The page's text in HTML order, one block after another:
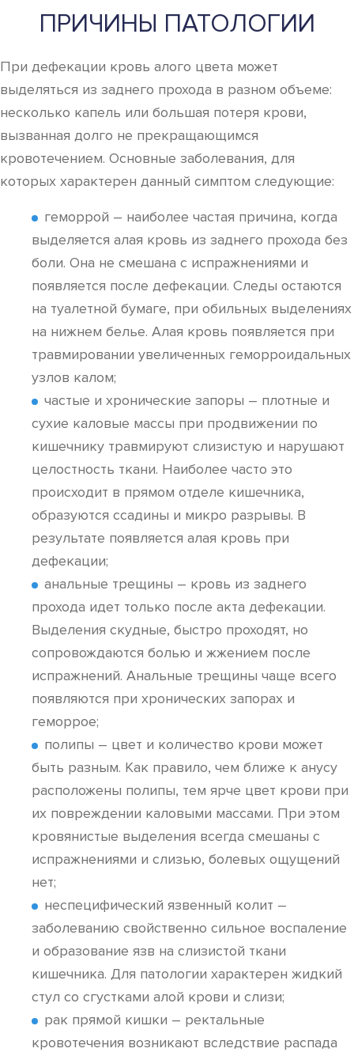
ПРИЧИНЫ ПАТОЛОГИИ
При дефекации кровь алого цвета может
выделяться из заднего прохода в разном объеме:
несколько капель или большая потеря крови,
вызванная долго не прекращающимся
кровотечением. Основные заболевания, для
которых характерен данный симптом следующие:
геморрой – наиболее частая причина, когда
выделяется алая кровь из заднего прохода без
боли. Она не смешана с испражнениями и
появляется после дефекации. Следы остаются
на туалетной бумаге, при обильных выделениях
на нижнем белье. Алая кровь появляется при
травмировании увеличенных геморроидальных
узлов калом;
частые и хронические запоры – плотные и
сухие каловые массы при продвижении по
кишечнику травмируют слизистую и нарушают
целостность ткани. Наиболее часто это
происходит в прямом отделе кишечника,
образуются ссадины и микро разрывы. В
результате появляется алая кровь при
дефекации;
анальные трещины – кровь из заднего
прохода идет только после акта дефекации.
Выделения скудные, быстро проходят, но
сопровождаются болью и жжением после
испражнений. Анальные трещины чаще всего
появляются при хронических запорах и
геморрое;
полипы – цвет и количество крови может
быть разным. Как правило, чем ближе к анусу
расположены полипы, тем ярче цвет крови при
их повреждении каловыми массами. При этом
кровянистые выделения всегда смешаны с
испражнениями и слизью, болевых ощущений
нет;
неспецифический язвенный колит –
заболеванию свойственно сильное воспаление
и образование язв на слизистой ткани
кишечника. Для патологии характерен жидкий
стул со сгустками алой крови и слизи;
рак прямой кишки – ректальные
кровотечения возникают вследствие распада